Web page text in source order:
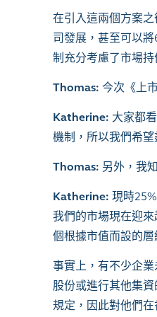
在引入這兩個方案
司發展，甚至可以
制充分考慮了市場
Thomas: 今次《上
Katherine: 大家都
機制，所以我們希
Thomas: 另外，我
Katherine: 現時
我們的市場現在迎
個根據市值而設的
事實上，有不少企
股份或進行其他集
規定，因此對他們